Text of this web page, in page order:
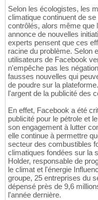
Selon les écologistes, les
climatique continuent de
contrôlés, alors même que
annonce de nouvelles
experts pensent que ces
racine du problème. Selon
utilisateurs de Facebook
n'empêche pas les
fausses nouvelles qui
de poudre sur la
l'argent de la publicité des
En effet, Facebook a été
publicité pour le pétrole et
son engagement à lutter
elle continue à permettre
secteur des combustibles
climatiques fondées sur la
Holder, responsable de
le climat et l'énergie
groupe, 25 entreprises du
dépensé près de 9,6
l'année dernière.